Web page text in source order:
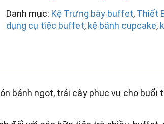
Danh mục: Kệ Trưng bày buffet, Thiết
dụng cụ tiệc buffet, kệ bánh cupcake,
bánh ngọt, trái cây phục vụ cho buổi